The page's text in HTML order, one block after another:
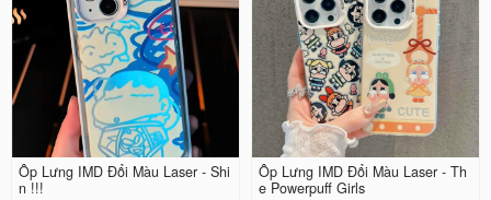
Ốp Lưng IMD Đổi Màu Laser - Shi
n !!!
Ốp Lưng IMD Đổi Màu Laser - Th
e Powerpuff Girls